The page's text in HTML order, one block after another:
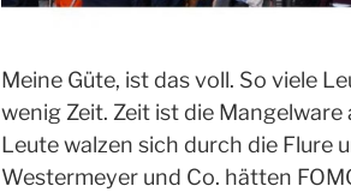
Meine Güte, ist das voll. So viele
wenig Zeit. Zeit ist die Mangelware
Leute walzen sich durch die Flure
Westermeyer und Co. hätten